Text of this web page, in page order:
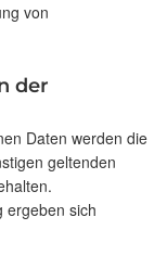
von
der
Daten werden die
geltenden
ergeben sich